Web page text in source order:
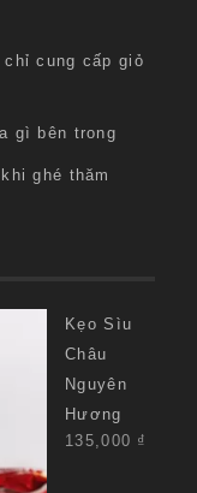
cung cấp giỏ
gì bên trong
ghé thăm
Kẹo Sìu
Châu
Nguyên
Hương
135,000 ₫